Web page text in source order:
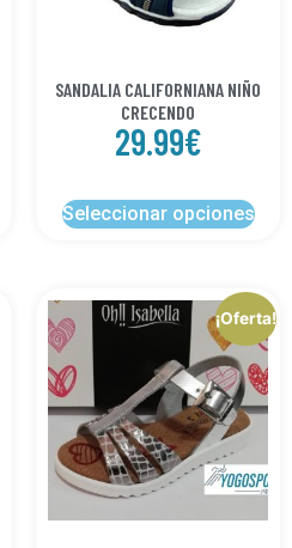
SANDALIA CALIFORNIANA NIÑO
CRECENDO
29.99€
Seleccionar opciones
¡Oferta!